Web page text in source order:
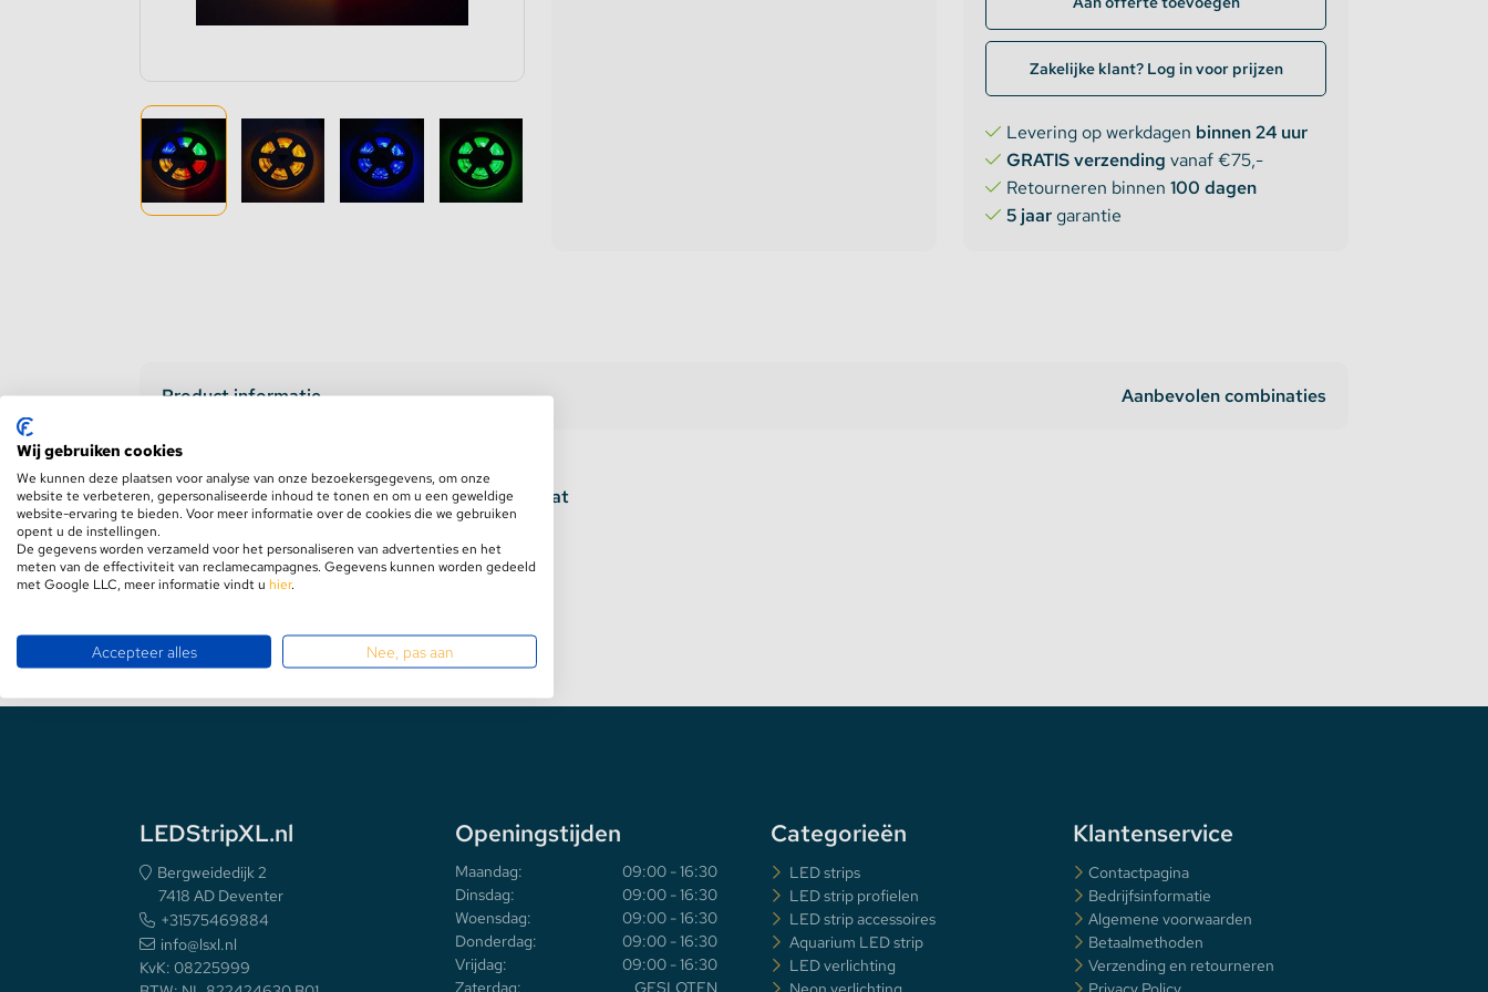
Fase aansnijding en fase afsnijding
DIN Rail Controllers
Bevestigingstape en Plakband
Stekkerdozen
Batterijen
Accessoires Lumines
Zakelijke klant? Log in voor prijzen
Levering op werkdagen binnen 24 uur
GRATIS verzending vanaf €75,-
Retourneren binnen 100 dagen
5 jaargarantie
Product informatie Aanbevolen combinaties
Benieuwd hoe wij omgaan met recyclen en wat
uw rechten zijn?
Bekijk hier de oud voor nieuw regeling
LEDStripXL.nl
Bergweidedijk 2
7418 AD Deventer
+31575469884
info@lsxl.nl
KvK: 08225999
Openingstijden
Maandag:
09:00 - 16:30
Dinsdag:
09:00 - 16:30
Woensdag:
09:00 - 16:30
Donderdag:
09:00 - 16:30
Vrijdag:
09:00 - 16:30
Zaterdag:
GESLOTEN
Categorieën
LED strips
LED strip profielen
LED strip accessoires
Aquarium LED strip
LED verlichting
Klantenservice
Contactpagina
Bedrijfsinformatie
Algemene voorwaarden
Betaalmethoden
Verzending en retourneren
Wij gebruiken cookies
We kunnen deze plaatsen voor analyse van onze bezoekersgegevens, om onze
website te verbeteren, gepersonaliseerde inhoud te tonen en om u een geweldige
website-ervaring te bieden. Voor meer informatie over de cookies die we gebruiken
opent u de instellingen.
De gegevens worden verzameld voor het personaliseren van advertenties en het
meten van de effectiviteit van reclamecampagnes. Gegevens kunnen worden gedeeld
met Google LLC, meer informatie vindt u hier.
Accepteer alles Nee, pas aan